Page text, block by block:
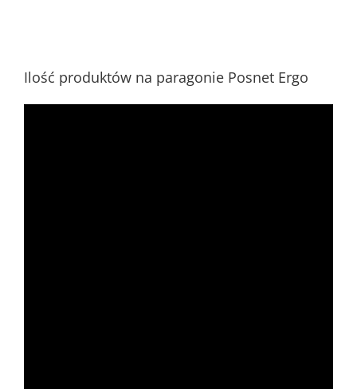
Ilość produktów na paragonie Posnet Ergo